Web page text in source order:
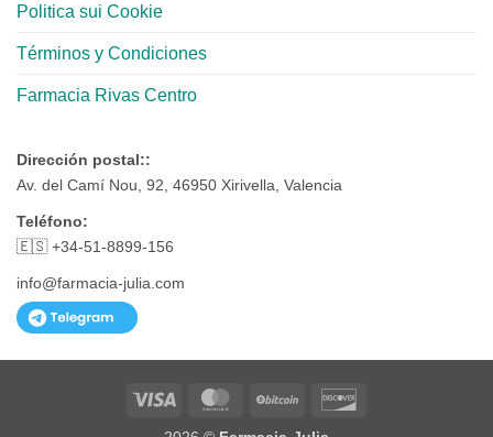
Politica sui Cookie
Términos y Condiciones
Farmacia Rivas Centro
Dirección postal::
Av. del Camí Nou, 92, 46950 Xirivella, Valencia
Teléfono:
🇪🇸 +34-51-8899-156
info@farmacia-julia.com
Visa MasterCardBitCoin